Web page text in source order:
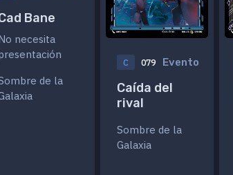
Bane
necesita
de la
C 079 Evento
Caída del
rival
Sombre de la
Galaxia